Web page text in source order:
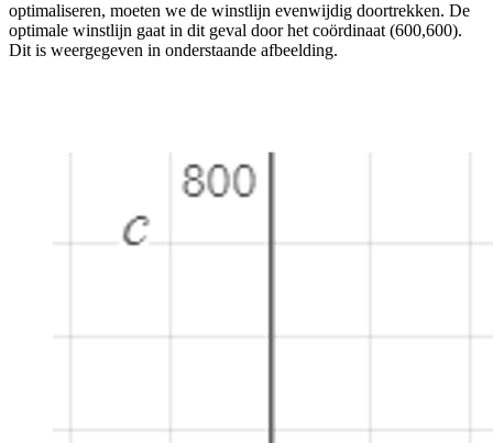
optimaliseren, moeten we de winstlijn evenwijdig doortrekken. De
optimale winstlijn gaat in dit geval door het coördinaat (600,600).
Dit is weergegeven in onderstaande afbeelding.